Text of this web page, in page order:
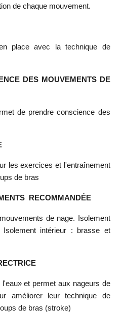
de chaque mouvement.
place avec la technique de
DES MOUVEMENTS DE
de prendre conscience des
les exercices et l'entraînement
de bras
RECOMMANDÉE
de nage. Isolement
intérieur : brasse et
et permet aux nageurs de
améliorer leur technique de
de bras (stroke)